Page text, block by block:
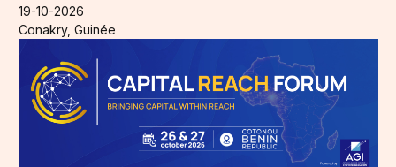
19-10-2026
Conakry, Guinée